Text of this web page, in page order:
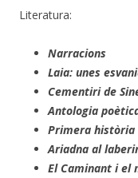
Literatura:
Narracions
Laia: unes
Cementiri de
Antologia
Primera història
Ariadna al
El Caminant i el